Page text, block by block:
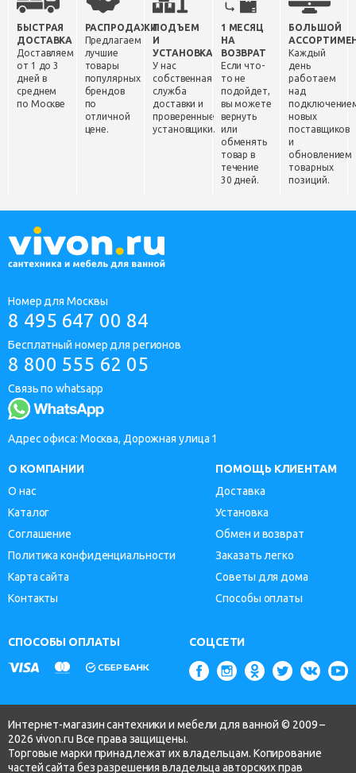
БЫСТРАЯ
ДОСТАВКА
Доставляем
от 1 до 3
дней в
среднем
по Москве
РАСПРОДАЖИ
Предлагаем
лучшие
товары
популярных
брендов
по
отличной
цене.
ПОДЪЕМ
И
УСТАНОВКА
У нас
собственная
служба
доставки и
проверенные
установщики.
1 МЕСЯЦ
НА
ВОЗВРАТ
Если что-
то не
подойдет,
вы можете
вернуть
или
обменять
товар в
течение
30 дней.
БОЛЬШОЙ
Каждый
день
работаем
над
новых
поставщиков
и
обновлением
товарных
позиций.
Номер для Москвы
8 495 647 00 84
Бесплатный номер для регионов
8 800 555 62 05
Связь по whatsapp
Адрес офиса: Москва, Дорожная улица 1
О КОМПАНИИ
О нас
Каталог
Соглашение
Политика конфиденциальности
Карта сайта
Контакты
ПОМОЩЬ КЛИЕНТАМ
Доставка
Установка
Обмен и возврат
Заказать легко
Советы для дома
Способы оплаты
СПОСОБЫ ОПЛАТЫ СОЦСЕТИ
Интернет-магазин сантехники и мебели для ванной © 2009 –
2026 vivon.ru Все права защищены.
Торговые марки принадлежат их владельцам. Копирование
частей сайта без разрешения владельца авторских прав